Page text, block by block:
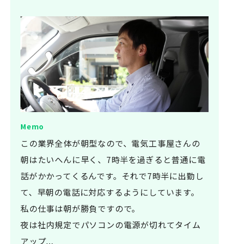
この業界全体が朝型なので、電気工事屋さんの
朝はたいへんに早く、7時半を過ぎると普通に電
話がかかってくるんです。それで7時半に出勤し
て、早朝の電話に対応するようにしています。
私の仕事は朝が勝負ですので。
夜は社内規定でパソコンの電源が切れてタイム
アップ...